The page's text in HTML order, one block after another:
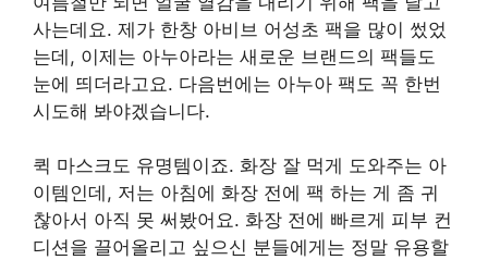
사는데요. 제가 한창 아비브 어성초 팩을 많이 썼었
는데, 이제는 아누아라는 새로운 브랜드의 팩들도
눈에 띄더라고요. 다음번에는 아누아 팩도 꼭 한번
시도해 봐야겠습니다.
퀵 마스크도 유명템이죠. 화장 잘 먹게 도와주는 아
이템인데, 저는 아침에 화장 전에 팩 하는 게 좀 귀
찮아서 아직 못 써봤어요. 화장 전에 빠르게 피부 컨
디션을 끌어올리고 싶으신 분들에게는 정말 유용할